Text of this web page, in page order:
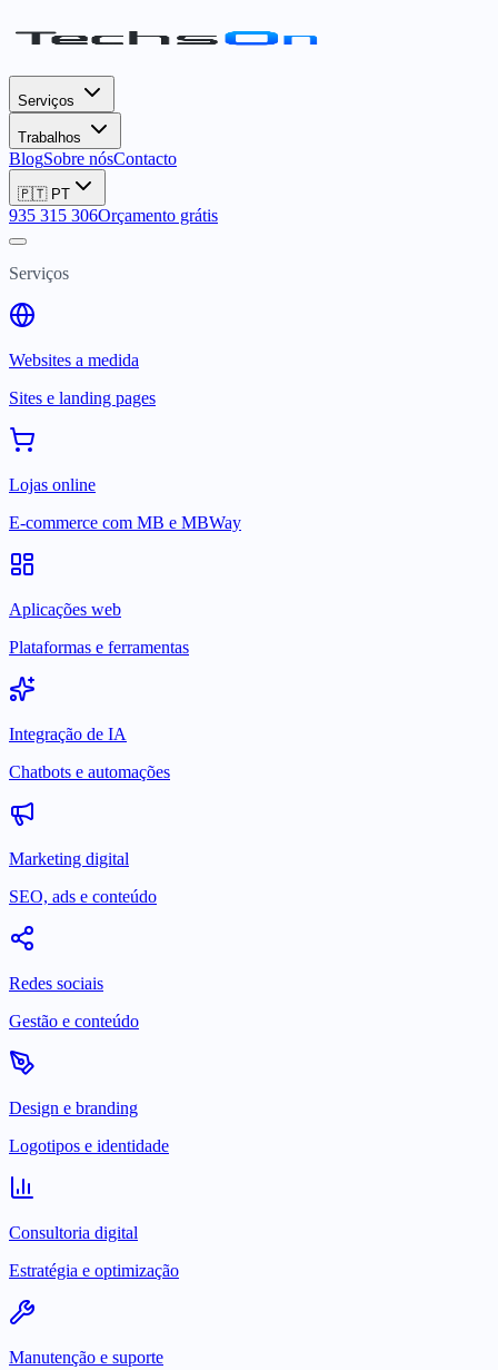
Serviços
Trabalhos
BlogSobre nósContacto
🇵🇹 PT
935 315 306Orçamento grátis
Serviços
Websites a medida
Sites e landing pages
Lojas online
E-commerce com MB e MBWay
Aplicações web
Plataformas e ferramentas
Integração de IA
Chatbots e automações
Marketing digital
SEO, ads e conteúdo
Redes sociais
Gestão e conteúdo
Design e branding
Logotipos e identidade
Consultoria digital
Estratégia e optimização
Manutenção e suporte